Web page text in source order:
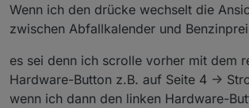
Wenn ich den drücke wechselt die
zwischen Abfallkalender und
es sei denn ich scrolle vorher mit dem
Hardware-Button z.B. auf Seite 4 ->
wenn ich dann den linken Hardware-